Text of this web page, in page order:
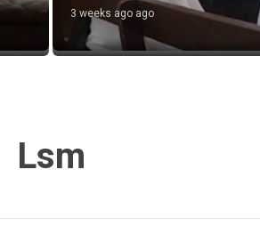
3 weeks ago ago
Lsm